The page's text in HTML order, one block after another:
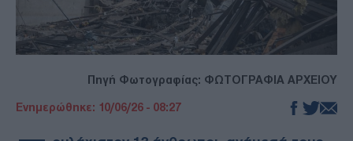
Πηγή Φωτογραφίας: ΦΩΤΟΓΡΑΦΙΑ ΑΡΧΕΙΟΥ
Ενημερώθηκε: 10/06/26 - 08:27